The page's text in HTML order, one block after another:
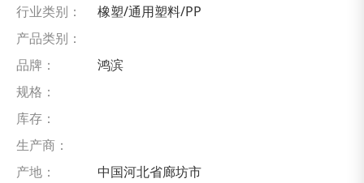
行业类别：
橡塑/通用塑料/PP
产品类别：
品牌：
鸿滨
规格：
库存：
生产商：
产地：
中国河北省廊坊市